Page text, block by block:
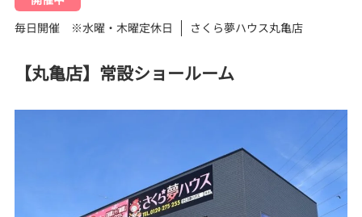
店
毎日開催 ※水曜・木曜定休日
さくら夢ハウス丸亀店
【丸亀店】常設ショールーム